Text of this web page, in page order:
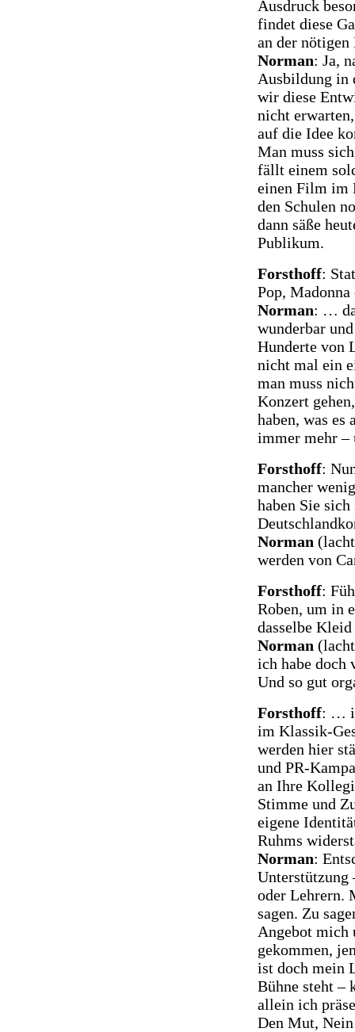
Ausdruck
findet diese
an der
Norman: Ja,
Ausbildung in
wir diese
nicht
auf die Idee
Man muss
fällt einem
einen Film im
den Schulen
dann säße
Publikum.
Forsthoff:
Pop,
Norman: …
wunderbar
Hunderte von
nicht mal ein
man muss
Konzert
haben, was
immer mehr –
Forsthoff:
mancher
haben Sie
Norman
werden von
Forsthoff:
Roben, um in
dasselbe
Norman
ich habe doch
Und so gut
Forsthoff: …
im Klassik-
werden hier
und PR-
an Ihre
Stimme und
eigene
Ruhms
Norman:
Unterstützung
oder Lehrern.
sagen. Zu
Angebot mich
gekommen,
ist doch mein
Bühne steht –
allein ich
Den Mut, Nein